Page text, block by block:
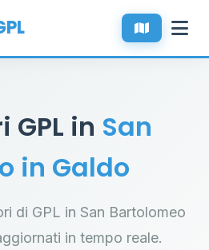
in San
in Galdo
di GPL in San Bartolomeo
in tempo reale.